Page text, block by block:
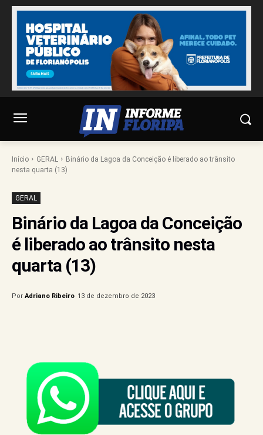
Início GERAL
Binário da Lagoa da Conceição é liberado ao trânsito
nesta quarta (13)
GERAL
Binário da Lagoa da Conceição
é liberado ao trânsito nesta
quarta (13)
Por Adriano Ribeiro 13 de dezembro de 2023